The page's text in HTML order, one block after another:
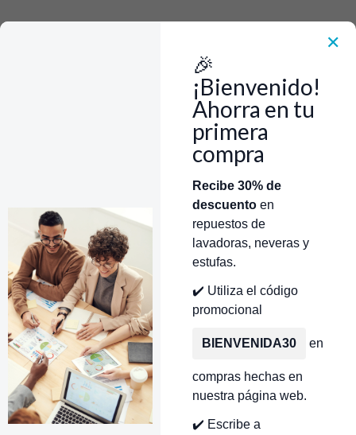
✕
🎉
¡Bienvenido!
Ahorra en tu
primera
compra
Recibe 30% de
descuentoen
repuestos de
lavadoras, neveras y
estufas.
✔️ Utiliza el código
promocional
BIENVENIDA30 en
compras hechas en
nuestra página web.
✔️ Escribe a
TiendaTécnicos Autorizados
Donde encontrar modelo? Servicios de Reparación
Repuestos Lavadoras Mabe
Transmision Lavadora Mabe
Transmisión Lavadora Mabe Olimpia WH38X10002 CR440062 |
Repuestos para Lavadora